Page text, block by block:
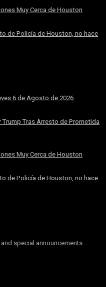
Muy Cerca de Houston
de Policía de Houston, no hace
6 de Agosto de 2026
Tras Arresto de Prometida
Muy Cerca de Houston
de Policía de Houston, no hace
special announcements.